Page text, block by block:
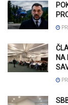
NA